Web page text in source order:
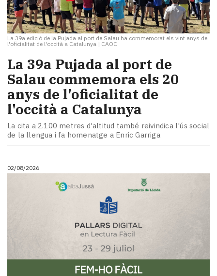
La 39a edició de la Pujada al port de Salau ha commemorat els vint anys de
l'oficialitat de l'occità a Catalunya | CAOC
​La 39a Pujada al port de
Salau commemora els 20
anys de l'oficialitat de
l'occità a Catalunya
La cita a 2.100 metres d'altitud també reivindica l'ús social
de la llengua i fa homenatge a Enric Garriga
02/08/2026